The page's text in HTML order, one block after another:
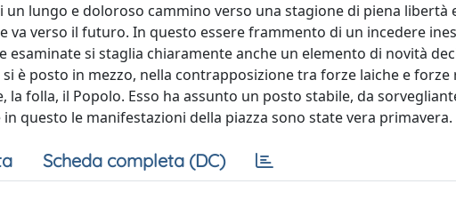
lungo e doloroso cammino verso una stagione di piena libertà
va verso il futuro. In questo essere frammento di un incedere
esaminate si staglia chiaramente anche un elemento di novità
si è posto in mezzo, nella contrapposizione tra forze laiche e
folla, il Popolo. Esso ha assunto un posto stabile, da
questo le manifestazioni della piazza sono state vera primavera.
Scheda completa (DC)